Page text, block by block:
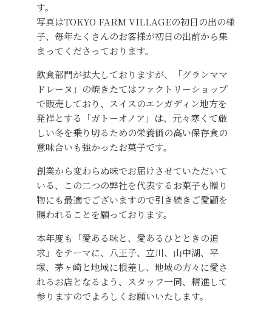
す。
写真はTOKYO FARM VILLAGEの初日の出の様
子、毎年たくさんのお客様が初日の出前から集
まってくださっております。
飲食部門が拡大しておりますが、「グランママ
ドレーヌ」の焼きたてはファクトリーショップ
で販売しており、スイスのエンガディン地方を
発祥とする「ガトーオノア」は、元々寒くて厳
しい冬を乗り切るための栄養価の高い保存食の
意味合いも強かったお菓子です。
創業から変わらぬ味でお届けさせていただいて
いる、この二つの弊社を代表するお菓子も贈り
物にも最適でございますので引き続きご愛顧を
賜われることを願っております。
本年度も「愛ある味と、愛あるひとときの追
求」をテーマに、八王子、立川、山中湖、平
塚、茅ヶ崎と地域に根差し、地域の方々に愛さ
れるお店となるよう、スタッフ一同、精進して
参りますのでよろしくお願いいたします。